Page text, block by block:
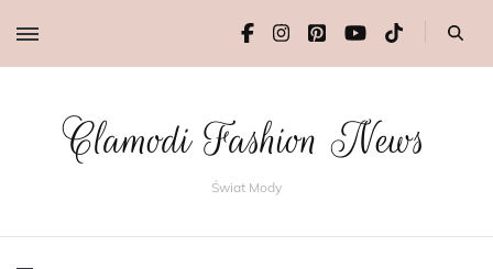
Clamodi Fashion News
Świat Mody